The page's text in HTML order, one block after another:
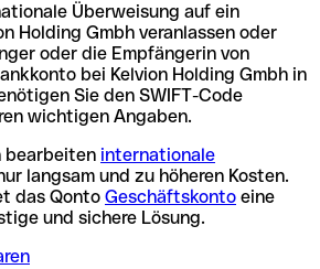
Überweisung auf ein
Holding Gmbh veranlassen oder
oder die Empfängerin von
bei Kelvion Holding Gmbh in
Sie den SWIFT-Code
wichtigen Angaben.
bearbeiten internationale
langsam und zu höheren Kosten.
das Qonto Geschäftskonto eine
und sichere Lösung.